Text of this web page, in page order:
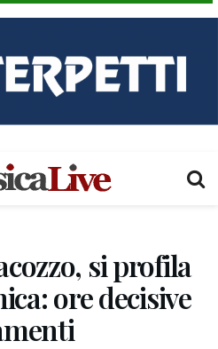
si profila
ore decisive